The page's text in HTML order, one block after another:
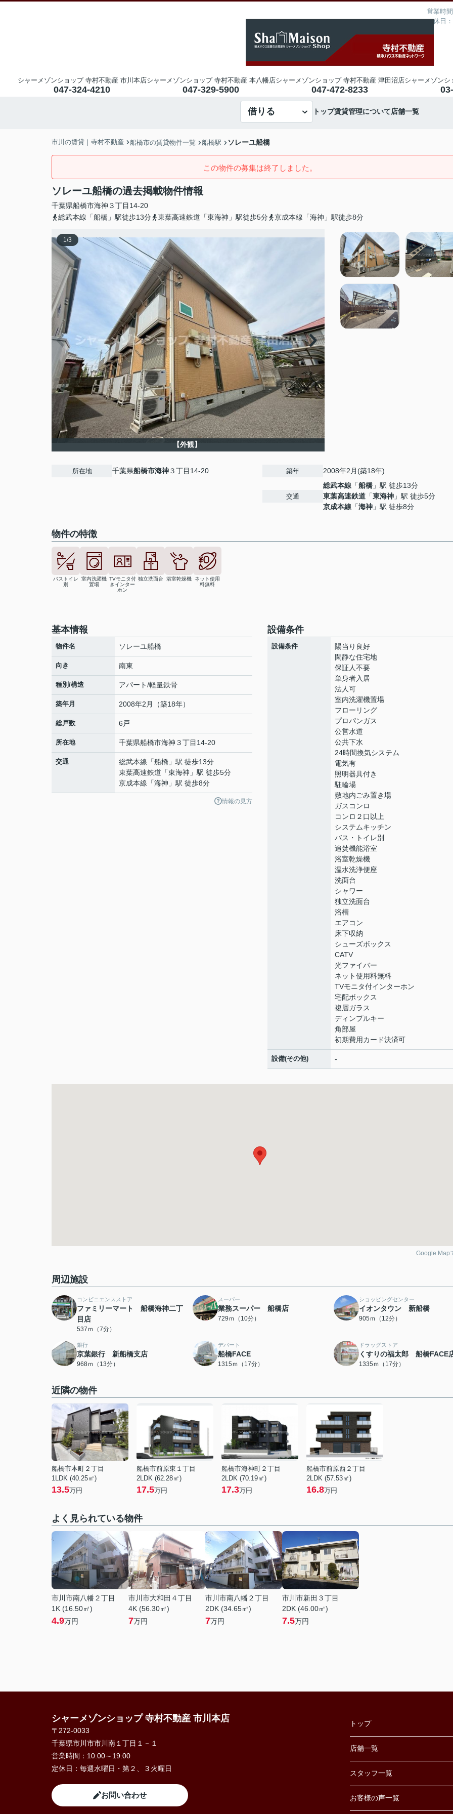
営業時
定休日
シャーメゾンショップ 寺村不動産 市川本店
047-324-4210
シャーメゾンショップ 寺村不動産 本八幡店
047-329-5900
シャーメゾンショップ 寺村不動産 津田沼店
047-472-8233
シャーメゾンシ
借りる トップ賃貸管理について店舗一覧
市川の賃貸｜寺村不動産 船橋市の賃貸物件一覧 船橋駅 ソレーユ船橋
この物件の募集は終了しました。
ソレーユ船橋の過去掲載物件情報
千葉県船橋市海神 ３丁目14-20
総武本線「船橋」駅徒歩13分
東葉高速鉄道「東海神」駅徒歩5分 京成本線「海神」駅徒歩8分
1/3
【外観】
所在地 千葉県船橋市海神３丁目14-20 築年 2008年2月(築18年)
交通
総武本線 「船橋 」駅 徒歩13分
東葉高速鉄道 「東海神 」駅 徒歩5分
京成本線 「海神 」駅 徒歩8分
物件の特徴
バストイレ
別
室内洗濯機
置場
TVモニタ付
きインター
ホン
独立洗面台 浴室乾燥機 ネット使用
料無料
基本情報
物件名 ソレーユ船橋
向き 南東
種別/構造 アパート/軽量鉄骨
築年月 2008年2月（築18年）
総戸数 6戸
所在地 千葉県船橋市海神 ３丁目14-20
交通 総武本線 「船橋 」駅 徒歩13分
東葉高速鉄道 「東海神 」駅 徒歩5分
京成本線 「海神 」駅 徒歩8分
情報の見方
設備条件
設備条件
陽当り良好
閑静な住宅地
保証人不要
単身者入居
法人可
室内洗濯機置場
フローリング
プロパンガス
公営水道
公共下水
24時間換気システム
電気有
照明器具付き
駐輪場
敷地内ごみ置き場
ガスコンロ
コンロ２口以上
システムキッチン
バス・トイレ別
追焚機能浴室
浴室乾燥機
温水洗浄便座
洗面台
シャワー
独立洗面台
浴槽
エアコン
床下収納
シューズボックス
CATV
光ファイバー
ネット使用料無料
TVモニタ付インターホン
宅配ボックス
複層ガラス
ディンプルキー
角部屋
初期費用カード決済可
設備(その他) -
Google Map
周辺施設
コンビニエンスストア
ファミリーマート 船橋海神二丁
目店
537ｍ（7分）
スーパー
業務スーパー 船橋店
729ｍ（10分）
ショッピングセンター
イオンタウン 新船橋
905ｍ（12分）
銀行
京葉銀行 新船橋支店
968ｍ（13分）
デパート
船橋FACE
1315ｍ（17分）
ドラッグストア
くすりの福太郎 船橋FACE
1335ｍ（17分）
近隣の物件
船橋市本町２丁目
1LDK (40.25㎡)
13.5万円
船橋市前原東１丁目
2LDK (62.28㎡)
17.5万円
船橋市海神町２丁目
2LDK (70.19㎡)
17.3万円
船橋市前原西２丁目
2LDK (57.53㎡)
16.8万円
よく見られている物件
市川市南八幡２丁目
1K (16.50㎡)
4.9万円
市川市大和田４丁目
4K (56.30㎡)
7万円
市川市南八幡２丁目
2DK (34.65㎡)
7万円
市川市新田３丁目
2DK (46.00㎡)
7.5万円
シャーメゾンショップ 寺村不動産 市川本店
〒272-0033
千葉県市川市市川南１丁目１－１
営業時間： 10:00～19:00
定休日： 毎週水曜日・第２、３火曜日
お問い合わせ
トップ
店舗一覧
スタッフ一覧
お客様の声一覧